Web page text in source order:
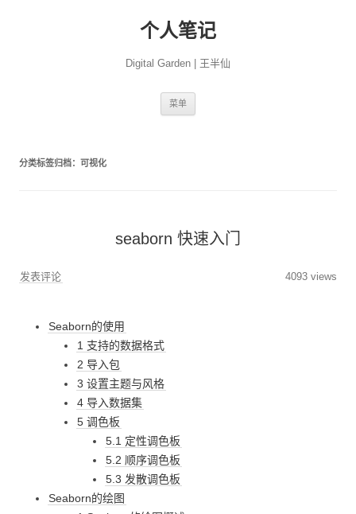
个人笔记
Digital Garden | 王半仙
菜单
分类标签归档： 可视化
seaborn 快速入门
发表评论 4093 views
Seaborn的使用
1 支持的数据格式
2 导入包
3 设置主题与风格
4 导入数据集
5 调色板
5.1 定性调色板
5.2 顺序调色板
5.3 发散调色板
Seaborn的绘图